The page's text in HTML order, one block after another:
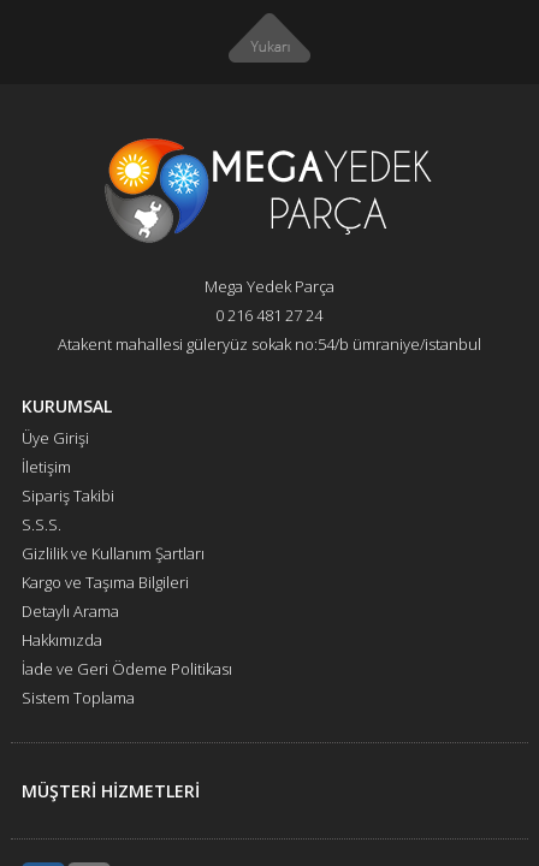
Mega Yedek Parça
0 216 481 27 24
Atakent mahallesi güleryüz sokak no:54/b ümraniye/istanbul
KURUMSAL
Üye Girişi
İletişim
Sipariş Takibi
S.S.S.
Gizlilik ve Kullanım Şartları
Kargo ve Taşıma Bilgileri
Detaylı Arama
Hakkımızda
İade ve Geri Ödeme Politikası
Sistem Toplama
MÜŞTERİ HİZMETLERİ